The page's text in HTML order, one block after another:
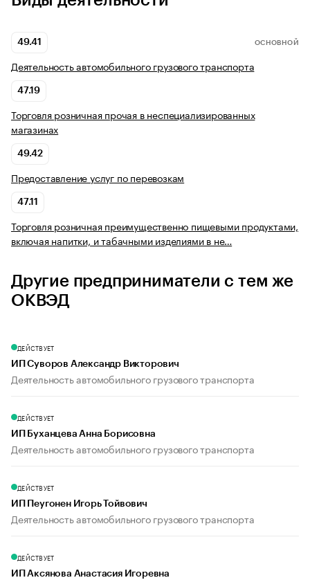
49.41 ОСНОВНОЙ
Деятельность автомобильного грузового транспорта
47.19
Торговля розничная прочая в неспециализированных
магазинах
49.42
Предоставление услуг по перевозкам
47.11
Торговля розничная преимущественно пищевыми продуктами,
включая напитки, и табачными изделиями в не…
Другие предприниматели с тем же
ОКВЭД
ДЕЙСТВУЕТ
ИП Суворов Александр Викторович
Деятельность автомобильного грузового транспорта
ДЕЙСТВУЕТ
ИП Буханцева Анна Борисовна
Деятельность автомобильного грузового транспорта
ДЕЙСТВУЕТ
ИП Пеугонен Игорь Тойвович
Деятельность автомобильного грузового транспорта
ДЕЙСТВУЕТ
ИП Аксянова Анастасия Игоревна